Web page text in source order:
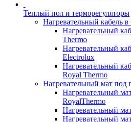
Теплый пол и терморегуляторы
Нагревательный кабель
Нагревательный
Thermo
Нагревательный
Electrolux
Нагревательный
Royal Thermo
Нагревательный мат под
Нагревательный
RoyalThermo
Нагревательный
Нагревательный